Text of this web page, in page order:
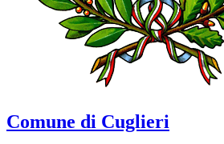
Comune di Cuglieri